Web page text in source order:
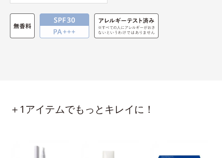
＋1アイテムでもっとキレイに！